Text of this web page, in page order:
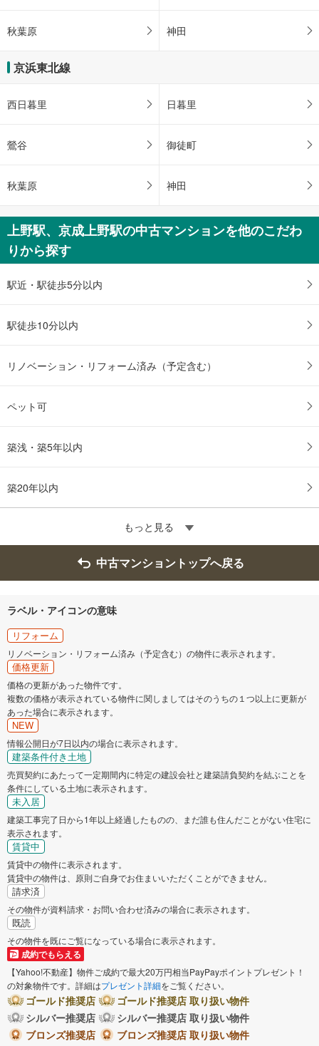
秋葉原 神田
京浜東北線
西日暮里 日暮里
鶯谷 御徒町
秋葉原 神田
上野駅、京成上野駅の中古マンションを他のこだわ
りから探す
駅近・駅徒歩5分以内
駅徒歩10分以内
リノベーション・リフォーム済み（予定含む）
ペット可
築浅・築5年以内
築20年以内
もっと見る
中古マンショントップへ戻る
ラベル・アイコンの意味
リフォーム
リノベーション・リフォーム済み（予定含む）の物件に表示されます。
価格更新
価格の更新があった物件です。
複数の価格が表示されている物件に関しましてはそのうちの１つ以上に更新が
あった場合に表示されます。
NEW
情報公開日が7日以内の場合に表示されます。
建築条件付き土地
売買契約にあたって一定期間内に特定の建設会社と建築請負契約を結ぶことを
条件にしている土地に表示されます。
未入居
建築工事完了日から1年以上経過したものの、まだ誰も住んだことがない住宅に
表示されます。
賃貸中
賃貸中の物件に表示されます。
賃貸中の物件は、原則ご自身でお住まいいただくことができません。
請求済
その物件が資料請求・お問い合わせ済みの場合に表示されます。
既読
その物件を既にご覧になっている場合に表示されます。
成約でもらえる
【Yahoo!不動産】物件ご成約で最大20万円相当PayPayポイントプレゼント！
の対象物件です。詳細はプレゼント詳細をご覧ください。
ゴールド推奨店
ゴールド推奨店 取り扱い物件
シルバー推奨店
シルバー推奨店 取り扱い物件
ブロンズ推奨店
ブロンズ推奨店 取り扱い物件